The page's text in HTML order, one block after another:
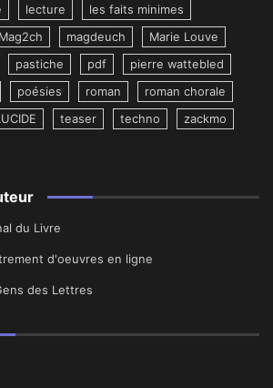
lecture
les faits minimes
Mag2ch magdeuch
Marie Louve
pastiche pdf
pierre wattebled
poésies roman
roman chorale
teaser techno
zackmo
du Livre
d'oeuvres en ligne
des Lettres